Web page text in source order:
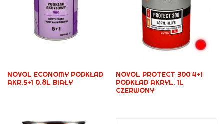
NOVOL ECONOMY PODKŁAD
AKR.5+1 0.8L BIAŁY
NOVOL PROTECT 300 4+1
PODKŁAD AKRYL. 1L
CZERWONY